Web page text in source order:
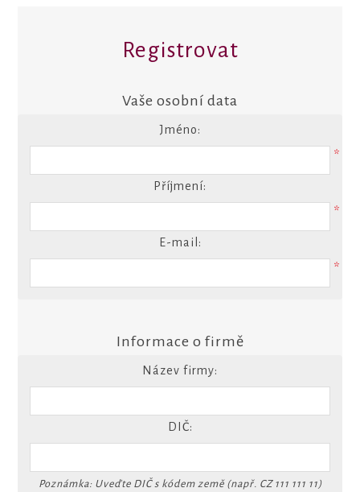
Registrovat
Vaše osobní data
Jméno:
*
Příjmení:
*
E-mail:
*
Informace o firmě
Název firmy:
DIČ:
Poznámka: Uveďte DIČ s kódem země (např. CZ 111 111 11)